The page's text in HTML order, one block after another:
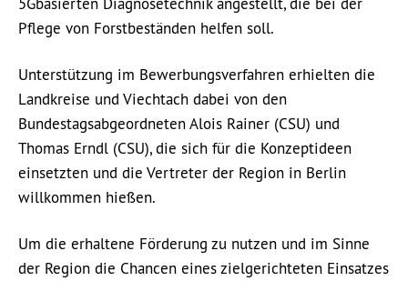
Pflege von Forstbeständen helfen soll.
Unterstützung im Bewerbungsverfahren erhielten die
Landkreise und Viechtach dabei von den
Bundestagsabgeordneten Alois Rainer (CSU) und
Thomas Erndl (CSU), die sich für die Konzeptideen
einsetzten und die Vertreter der Region in Berlin
willkommen hießen.
Um die erhaltene Förderung zu nutzen und im Sinne
der Region die Chancen eines zielgerichteten Einsatzes